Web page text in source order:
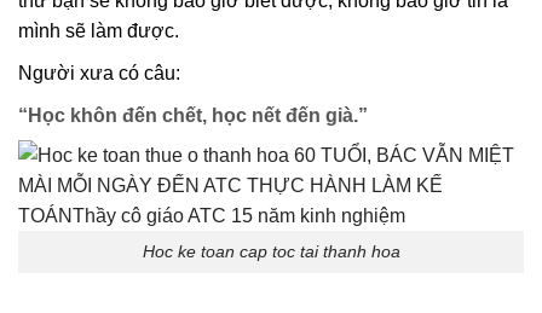
mình sẽ làm được.
Người xưa có câu:
“Học khôn đến chết, học nết đến già.”
Hoc ke toan cap toc tai thanh hoa